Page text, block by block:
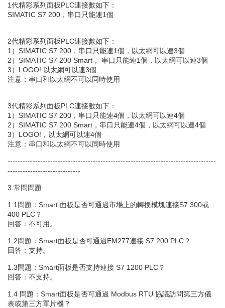
1代精彩系列面板PLC連接數如下：
SIMATIC S7 200，串口只能連1個
2代精彩系列面板PLC連接數如下：
1）SIMATIC S7 200，串口只能連1個，以太網可以連3個
2）SIMATIC S7 200 Smart， 串口只能連1個，以太網可以連3個
3）LOGO! 以太網可以連3個
注意：串口和以太網不可以同時使用
3代精彩系列面板PLC連接數如下：
1）SIMATIC S7 200，串口只能連4個，以太網可以連4個
2）SIMATIC S7 200 Smart，串口只能連4個，以太網可以連4個
3）LOGO!，以太網可以連4個
注意：串口和以太網不可以同時使用
-----------------------------------------------------------------------------------
-----------------------------
3.常問問題
1.1問題：Smart 面板是否可通過市場上的轉換模塊連接S7 300或
400 PLC？
回答：不可用。
1.2問題：Smart面板是否可通過EM277連接 S7 200 PLC？
回答：支持。
1.3問題：Smart面板是否支持連接 S7 1200 PLC？
回答：不支持。
1.4 問題：Smart面板是否可通過 Modbus RTU 協議訪問第三方儀
表或第三方單片機？